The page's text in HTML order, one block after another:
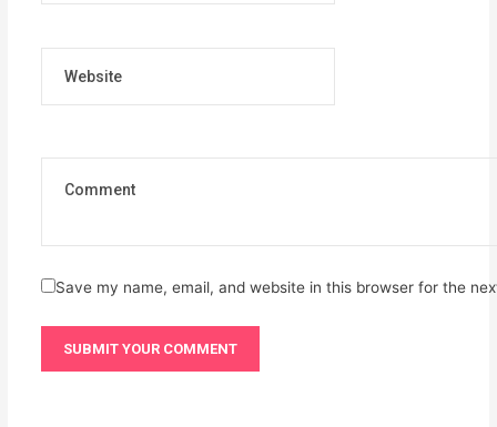
Save my name, email, and website in this browser for the